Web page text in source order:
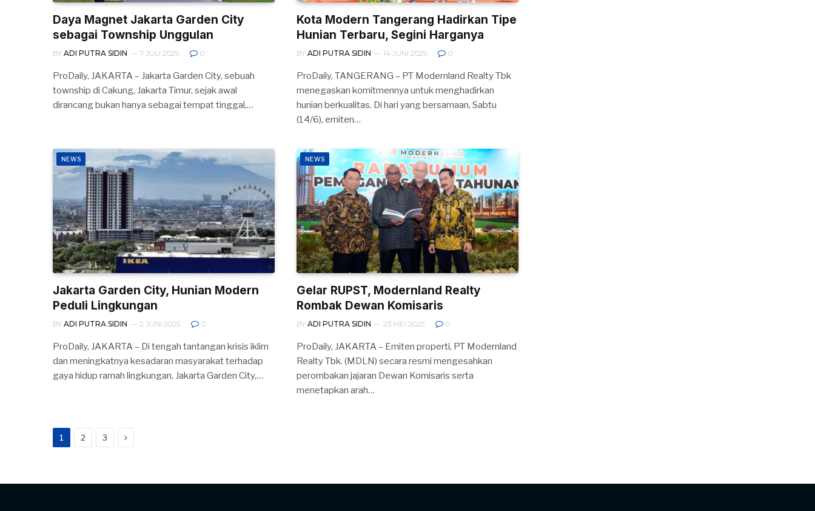
Daya Magnet Jakarta Garden City
sebagai Township Unggulan
BY ADI PUTRA SIDIN 7 JULI 2025 0
ProDaily, JAKARTA – Jakarta Garden City, sebuah
township di Cakung, Jakarta Timur, sejak awal
dirancang bukan hanya sebagai tempat tinggal,…
Kota Modern Tangerang Hadirkan Tipe
Hunian Terbaru, Segini Harganya
BY ADI PUTRA SIDIN 14 JUNI 2025 0
ProDaily, TANGERANG – PT Modernland Realty Tbk
menegaskan komitmennya untuk menghadirkan
hunian berkualitas. Di hari yang bersamaan, Sabtu
(14/6), emiten…
NEWS
Jakarta Garden City, Hunian Modern
Peduli Lingkungan
BY ADI PUTRA SIDIN 2 JUNI 2025 0
ProDaily, JAKARTA – Di tengah tantangan krisis iklim
dan meningkatnya kesadaran masyarakat terhadap
gaya hidup ramah lingkungan, Jakarta Garden City,…
NEWS
Gelar RUPST, Modernland Realty
Rombak Dewan Komisaris
BY ADI PUTRA SIDIN 23 MEI 2025 0
ProDaily, JAKARTA – Emiten properti, PT Modernland
Realty Tbk. (MDLN) secara resmi mengesahkan
perombakan jajaran Dewan Komisaris serta
menetapkan arah…
1 2 3 Next